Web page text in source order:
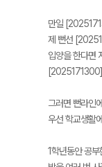
만일
제 뻔선
입양을 한다면
[2025171300]
그러면 뻔라인
우선 학교생활
1학년동안 공